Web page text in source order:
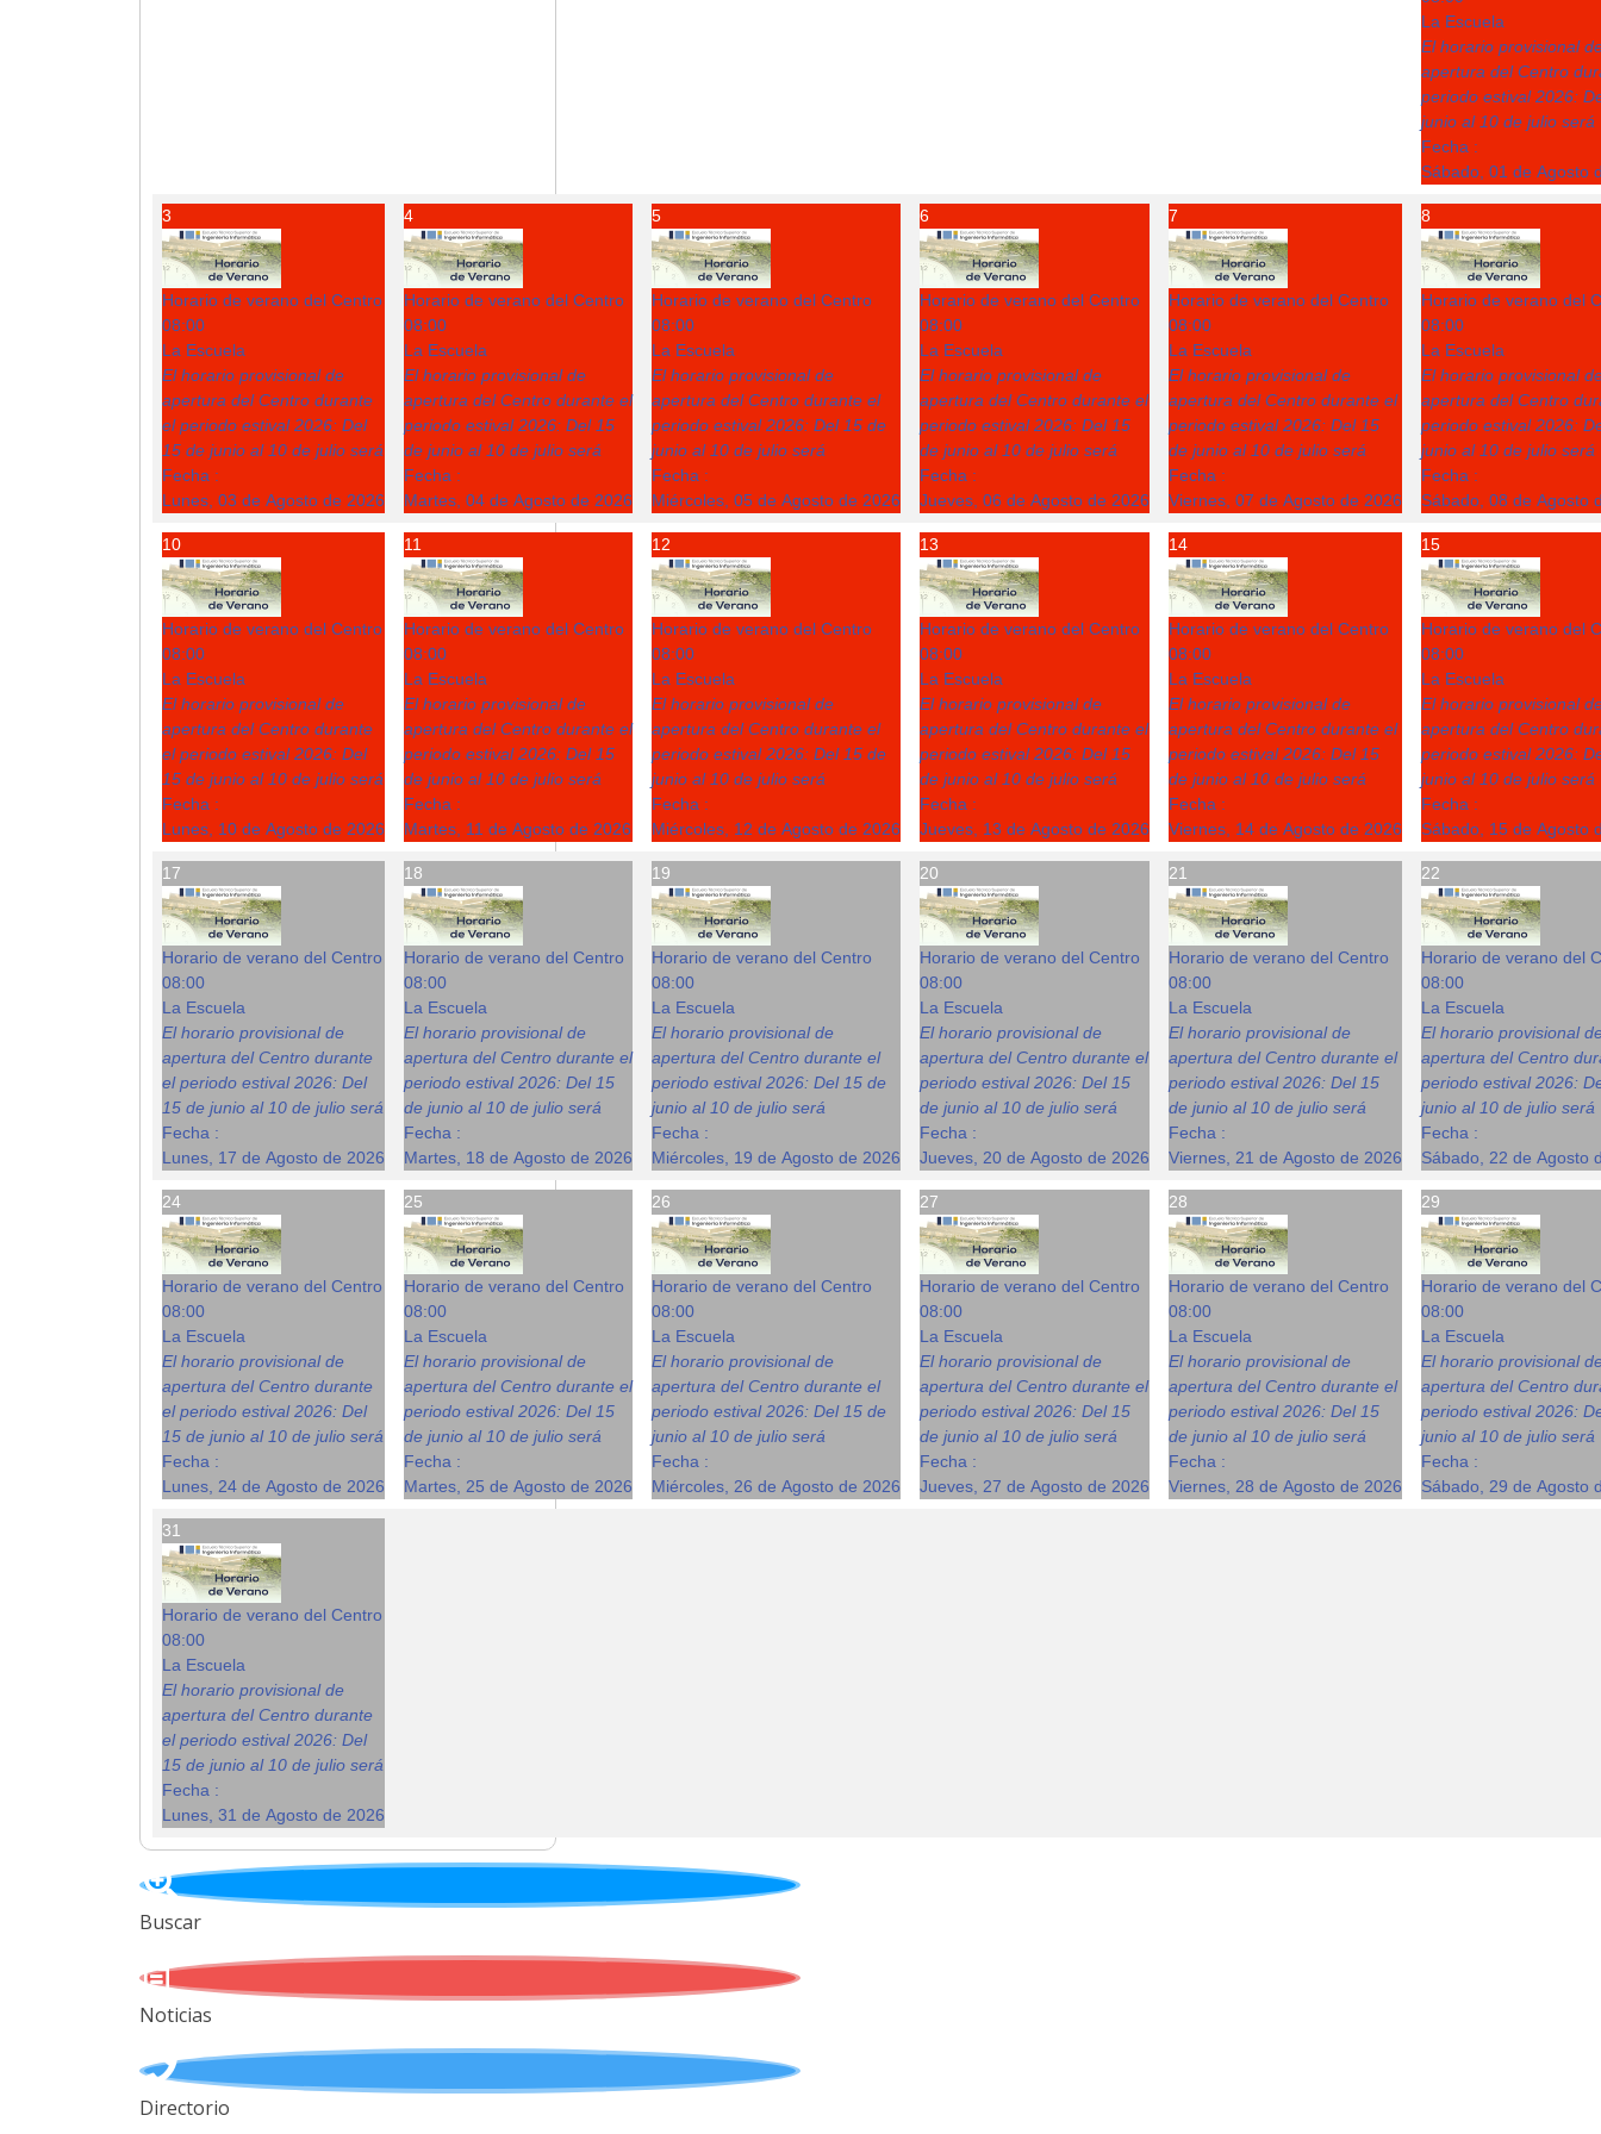
La Escuela
El horario provisional
apertura del Centro
periodo estival 2026:
junio al 10 de julio será
Fecha :
Sábado, 01 de Agosto
3
Horario de verano del Centro
08:00
La Escuela
El horario provisional de
apertura del Centro durante
el periodo estival 2026: Del
15 de junio al 10 de julio será
Fecha :
Lunes, 03 de Agosto de 2026
4
Horario de verano del Centro
08:00
La Escuela
El horario provisional de
apertura del Centro durante el
periodo estival 2026: Del 15
de junio al 10 de julio será
Fecha :
Martes, 04 de Agosto de 2026
5
Horario de verano del Centro
08:00
La Escuela
El horario provisional de
apertura del Centro durante el
periodo estival 2026: Del 15 de
junio al 10 de julio será
Fecha :
Miércoles, 05 de Agosto de 2026
6
Horario de verano del Centro
08:00
La Escuela
El horario provisional de
apertura del Centro durante el
periodo estival 2026: Del 15
de junio al 10 de julio será
Fecha :
Jueves, 06 de Agosto de 2026
7
Horario de verano del Centro
08:00
La Escuela
El horario provisional de
apertura del Centro durante el
periodo estival 2026: Del 15
de junio al 10 de julio será
Fecha :
Viernes, 07 de Agosto de 2026
8
Horario de verano del
08:00
La Escuela
El horario provisional
apertura del Centro
periodo estival 2026:
junio al 10 de julio será
Fecha :
Sábado, 08 de Agosto
10
Horario de verano del Centro
08:00
La Escuela
El horario provisional de
apertura del Centro durante
el periodo estival 2026: Del
15 de junio al 10 de julio será
Fecha :
Lunes, 10 de Agosto de 2026
11
Horario de verano del Centro
08:00
La Escuela
El horario provisional de
apertura del Centro durante el
periodo estival 2026: Del 15
de junio al 10 de julio será
Fecha :
Martes, 11 de Agosto de 2026
12
Horario de verano del Centro
08:00
La Escuela
El horario provisional de
apertura del Centro durante el
periodo estival 2026: Del 15 de
junio al 10 de julio será
Fecha :
Miércoles, 12 de Agosto de 2026
13
Horario de verano del Centro
08:00
La Escuela
El horario provisional de
apertura del Centro durante el
periodo estival 2026: Del 15
de junio al 10 de julio será
Fecha :
Jueves, 13 de Agosto de 2026
14
Horario de verano del Centro
08:00
La Escuela
El horario provisional de
apertura del Centro durante el
periodo estival 2026: Del 15
de junio al 10 de julio será
Fecha :
Viernes, 14 de Agosto de 2026
15
Horario de verano del
08:00
La Escuela
El horario provisional
apertura del Centro
periodo estival 2026:
junio al 10 de julio será
Fecha :
Sábado, 15 de Agosto
17
Horario de verano del Centro
08:00
La Escuela
El horario provisional de
apertura del Centro durante
el periodo estival 2026: Del
15 de junio al 10 de julio será
Fecha :
Lunes, 17 de Agosto de 2026
18
Horario de verano del Centro
08:00
La Escuela
El horario provisional de
apertura del Centro durante el
periodo estival 2026: Del 15
de junio al 10 de julio será
Fecha :
Martes, 18 de Agosto de 2026
19
Horario de verano del Centro
08:00
La Escuela
El horario provisional de
apertura del Centro durante el
periodo estival 2026: Del 15 de
junio al 10 de julio será
Fecha :
Miércoles, 19 de Agosto de 2026
20
Horario de verano del Centro
08:00
La Escuela
El horario provisional de
apertura del Centro durante el
periodo estival 2026: Del 15
de junio al 10 de julio será
Fecha :
Jueves, 20 de Agosto de 2026
21
Horario de verano del Centro
08:00
La Escuela
El horario provisional de
apertura del Centro durante el
periodo estival 2026: Del 15
de junio al 10 de julio será
Fecha :
Viernes, 21 de Agosto de 2026
22
Horario de verano del
08:00
La Escuela
El horario provisional
apertura del Centro
periodo estival 2026:
junio al 10 de julio será
Fecha :
Sábado, 22 de Agosto
24
Horario de verano del Centro
08:00
La Escuela
El horario provisional de
apertura del Centro durante
el periodo estival 2026: Del
15 de junio al 10 de julio será
Fecha :
Lunes, 24 de Agosto de 2026
25
Horario de verano del Centro
08:00
La Escuela
El horario provisional de
apertura del Centro durante el
periodo estival 2026: Del 15
de junio al 10 de julio será
Fecha :
Martes, 25 de Agosto de 2026
26
Horario de verano del Centro
08:00
La Escuela
El horario provisional de
apertura del Centro durante el
periodo estival 2026: Del 15 de
junio al 10 de julio será
Fecha :
Miércoles, 26 de Agosto de 2026
27
Horario de verano del Centro
08:00
La Escuela
El horario provisional de
apertura del Centro durante el
periodo estival 2026: Del 15
de junio al 10 de julio será
Fecha :
Jueves, 27 de Agosto de 2026
28
Horario de verano del Centro
08:00
La Escuela
El horario provisional de
apertura del Centro durante el
periodo estival 2026: Del 15
de junio al 10 de julio será
Fecha :
Viernes, 28 de Agosto de 2026
29
Horario de verano del
08:00
La Escuela
El horario provisional
apertura del Centro
periodo estival 2026:
junio al 10 de julio será
Fecha :
Sábado, 29 de Agosto
31
Horario de verano del Centro
08:00
La Escuela
El horario provisional de
apertura del Centro durante
el periodo estival 2026: Del
15 de junio al 10 de julio será
Fecha :
Lunes, 31 de Agosto de 2026
Buscar
Noticias
Directorio